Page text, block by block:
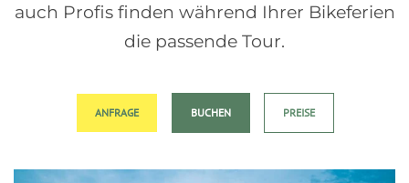
auch Profis finden während Ihrer Bikeferien
die passende Tour.
ANFRAGE BUCHEN PREISE